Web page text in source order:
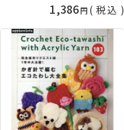
赤 青 レッド ブルー 編み込み
模様 かわいい ダルマ 横田
手芸の山久
1,386 税込